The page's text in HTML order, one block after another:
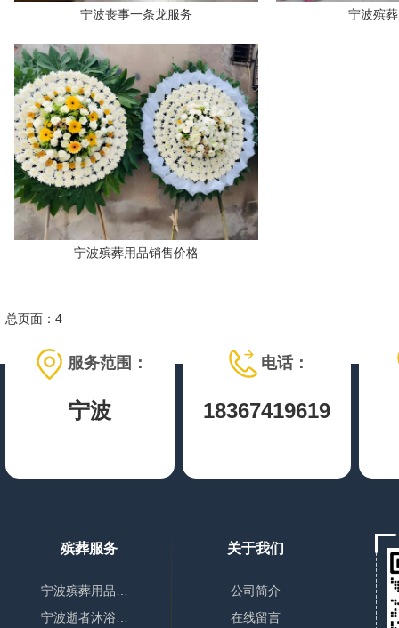
宁波丧事一条龙服务 宁波殡
宁波殡葬用品销售价格
总页面：4
服务范围：
宁波
电话：
18367419619
殡葬服务 关于我们
公司简介
在线留言